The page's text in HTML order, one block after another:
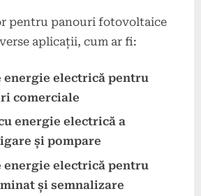
pentru panouri fotovoltaice
aplicații, cum ar fi:
energie electrică pentru
comerciale
energie electrică a
și pompare
energie electrică pentru
și semnalizare